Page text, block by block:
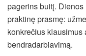
pagerins buitį.
praktinę prasmę:
konkrečius
bendradarbiavimą.